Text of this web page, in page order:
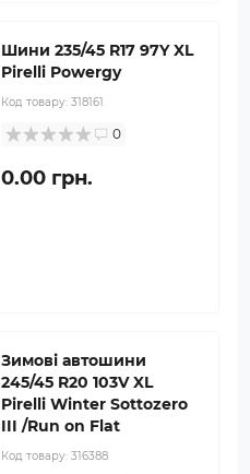
Шини 235/45 R17 97Y XL
Pirelli Powergy
Код товару: 318161
0
0.00 грн.
Зимові автошини
245/45 R20 103V XL
Pirelli Winter Sottozero
III /Run on Flat
Код товару: 316388